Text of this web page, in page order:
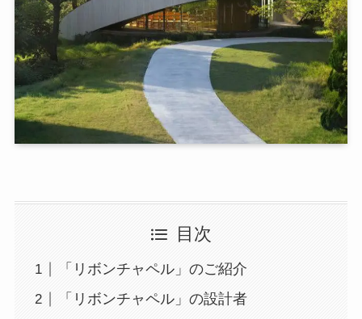
目次
「リボンチャペル」のご紹介
「リボンチャペル」の設計者